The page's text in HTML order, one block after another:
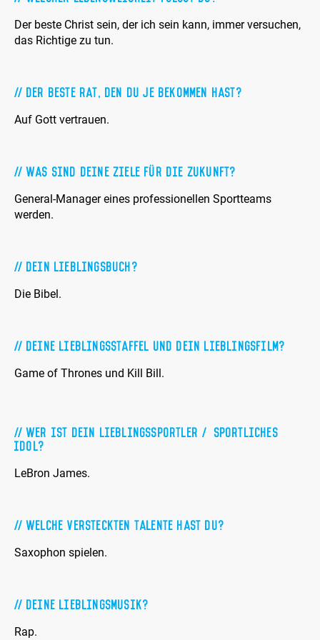
Der beste Christ sein, der ich sein kann, immer versuchen,
das Richtige zu tun.
Der beste Rat, den Du je bekommen hast?
Auf Gott vertrauen.
Was sind Deine Ziele für die Zukunft?
General-Manager eines professionellen Sportteams
werden.
Dein Lieblingsbuch?
Die Bibel.
Deine Lieblingsstaffel und Dein Lieblingsfilm?
Game of Thrones und Kill Bill.
Wer ist Dein Lieblingssportler / sportliches
Idol?
LeBron James.
Welche versteckten Talente hast Du?
Saxophon spielen.
Deine Lieblingsmusik?
Rap.